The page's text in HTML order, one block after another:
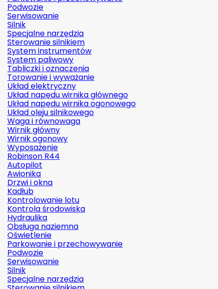
Podwozie
Serwisowanie
Silnik
Specjalne narzędzia
Sterowanie silnikiem
System instrumentów
System paliwowy
Tabliczki i oznaczenia
Torowanie i wyważanie
Układ elektryczny
Układ napędu wirnika głównego
Układ napędu wirnika ogonowego
Układ oleju silnikowego
Waga i równowaga
Wirnik główny
Wirnik ogonowy
Wyposażenie
Robinson R44
Autopilot
Awionika
Drzwi i okna
Kadłub
Kontrolowanie lotu
Kontrola środowiska
Hydraulika
Obsługa naziemna
Oświetlenie
Parkowanie i przechowywanie
Podwozie
Serwisowanie
Silnik
Specjalne narzędzia